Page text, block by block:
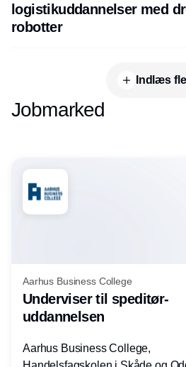
logistikuddannelser med
robotter
Indlæs
Jobmarked
Aarhus Business College
Underviser til speditør-
uddannelsen
Aarhus Business College,